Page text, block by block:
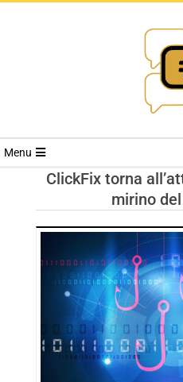
Menu
ClickFix torna
mirino